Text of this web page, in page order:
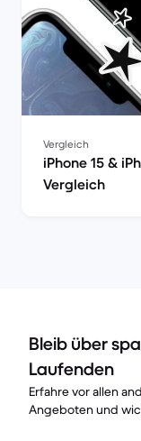
Vergleich
iPhone 15 &
Vergleich
Bleib über
Laufenden
Erfahre vor allen
Angeboten und